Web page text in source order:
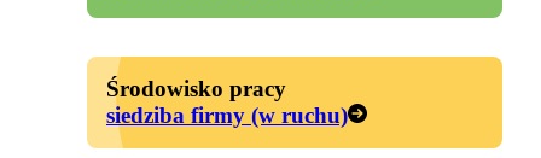
Środowisko pracy
siedziba firmy (w ruchu)